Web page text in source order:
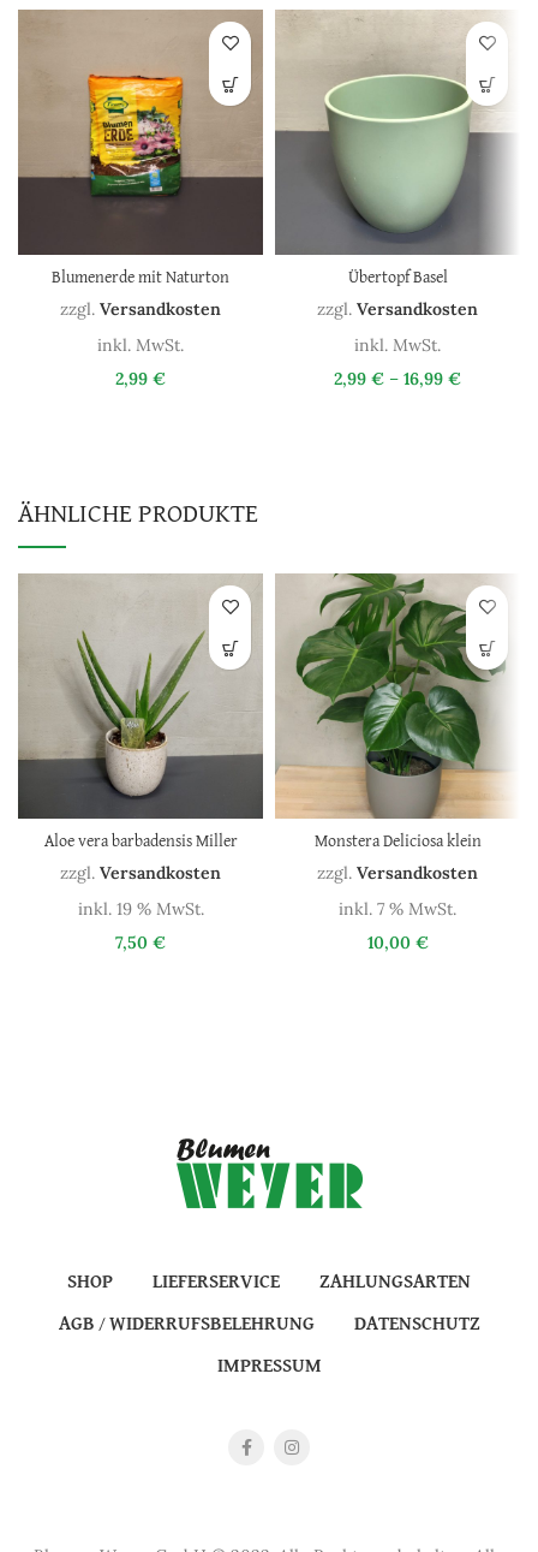
Blumenerde mit Naturton
2,99 €
inkl. MwSt.
zzgl. Versandkosten
Übertopf Basel
2,99 € – 16,99 €
inkl. MwSt.
zzgl. Versandkosten
ÄHNLICHE PRODUKTE
Aloe vera barbadensis Miller
7,50 €
inkl. 19 % MwSt.
zzgl. Versandkosten
Monstera Deliciosa klein
10,00 €
inkl. 7 % MwSt.
zzgl. Versandkosten
SHOP LIEFERSERVICE ZAHLUNGSARTEN
AGB / WIDERRUFSBELEHRUNG DATENSCHUTZ
IMPRESSUM